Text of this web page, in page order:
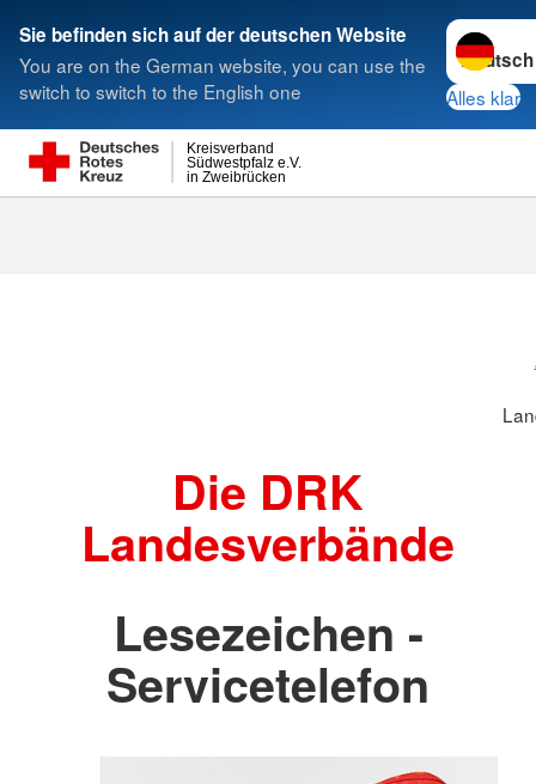
Sie befinden sich auf der deutschen Website
You are on the German website, you can use the
switch to switch to the English one
Sprache
Alles klar
in Zweibrücken
Südwestpfalz e.V.
Kreisverband
Suche
Die DRK
Landesverbände
Lesezeichen -
Servicetelefon